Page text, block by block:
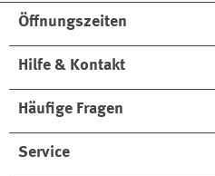
Öffnungszeiten
Hilfe & Kontakt
Häufige Fragen
Service